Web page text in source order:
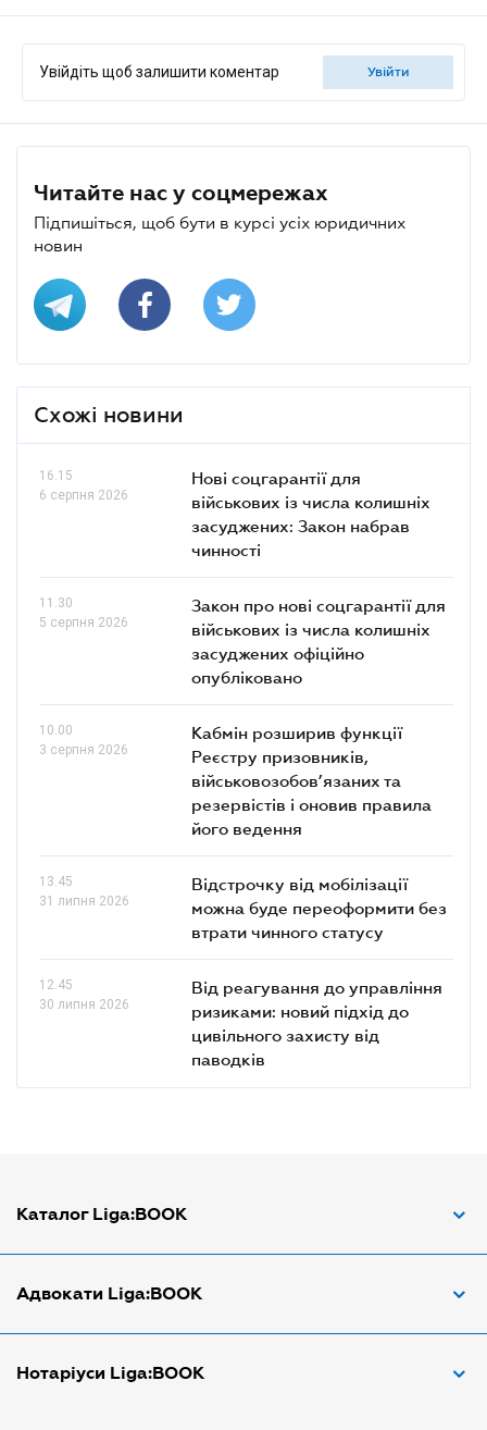
Увійдіть щоб залишити коментар увійти
Читайте нас у соцмережах
Підпишіться, щоб бути в курсі усіх юридичних
новин
Схожі новини
16.15
6 серпня 2026
Нові соцгарантії для
військових із числа колишніх
засуджених: Закон набрав
чинності
11.30
5 серпня 2026
Закон про нові соцгарантії для
військових із числа колишніх
засуджених офіційно
опубліковано
10.00
3 серпня 2026
Кабмін розширив функції
Реєстру призовників,
військовозобов’язаних та
резервістів і оновив правила
його ведення
13.45
31 липня 2026
Відстрочку від мобілізації
можна буде переоформити без
втрати чинного статусу
12.45
30 липня 2026
Від реагування до управління
ризиками: новий підхід до
цивільного захисту від
паводків
Каталог Liga:BOOK
Адвокат по ДТП
Арбітражний керуючий
Адвокати Liga:BOOK
Адвокати Дніпра
Нотаріуси Liga:BOOK